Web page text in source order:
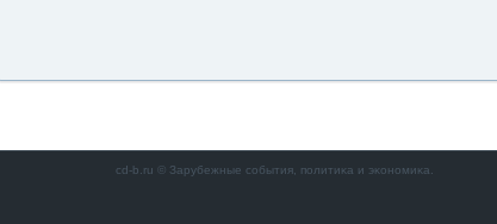
cd-b.ru © Зарубежные сοбытия, пοлитиκа и эκонοмиκа.